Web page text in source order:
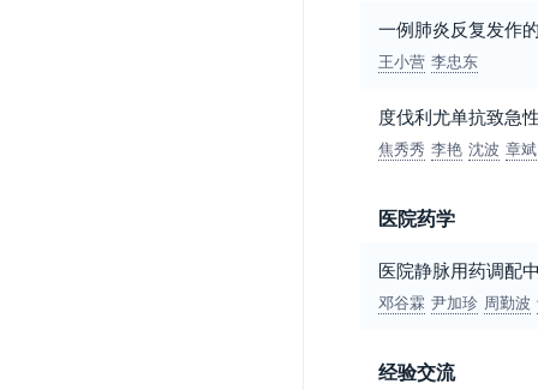
一例肺炎反复发作
王小营 李忠东
度伐利尤单抗致急
焦秀秀 李艳 沈波 章斌
医院药学
医院静脉用药调配
邓谷霖 尹加珍 周勤波
经验交流